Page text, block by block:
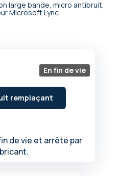
large bande, micro antibruit,
Microsoft Lync
En fin de vie
remplaçant
de vie et arrêté par